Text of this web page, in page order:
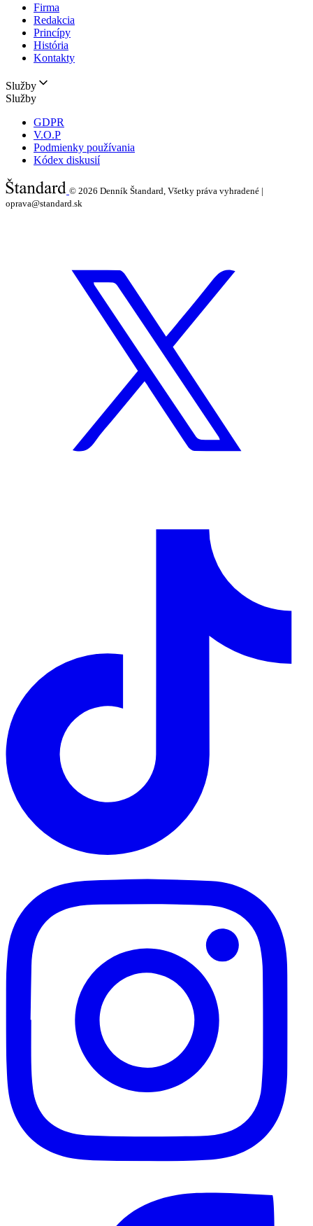
Firma
Redakcia
Princípy
História
Kontakty
Služby
Služby
GDPR
V.O.P
Podmienky používania
Kódex diskusií
© 2026 Denník Štandard, Všetky práva vyhradené |
oprava@standard.sk